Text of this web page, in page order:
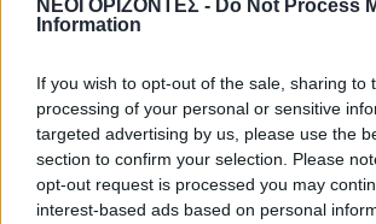
ΝΕΟΙ ΟΡΙΖΟΝΤΕΣ - Do Not Process
Information
If you wish to opt-out of the sale, sharing to
processing of your personal or sensitive
targeted advertising by us, please use the
section to confirm your selection. Please
opt-out request is processed you may
interest-based ads based on personal
Κρήτη: O καιρός του
Δημοφιλή αυτή την εβδομάδα